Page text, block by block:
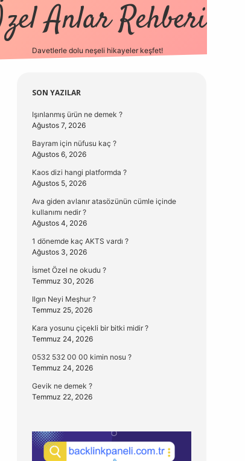
Anlar Rehberi
Davetlerle dolu neşeli hikayeler keşfet!
Sidebar
SON YAZILAR
Işınlanmış ürün ne demek ?
Ağustos 7, 2026
Bayram için nüfusu kaç ?
Ağustos 6, 2026
Kaos dizi hangi platformda ?
Ağustos 5, 2026
Ava giden avlanır atasözünün cümle içinde
kullanımı nedir ?
Ağustos 4, 2026
1 dönemde kaç AKTS vardı ?
Ağustos 3, 2026
İsmet Özel ne okudu ?
Temmuz 30, 2026
Ilgın Neyi Meşhur ?
Temmuz 25, 2026
Kara yosunu çiçekli bir bitki midir ?
Temmuz 24, 2026
0532 532 00 00 kimin nosu ?
Temmuz 24, 2026
Gevik ne demek ?
Temmuz 22, 2026